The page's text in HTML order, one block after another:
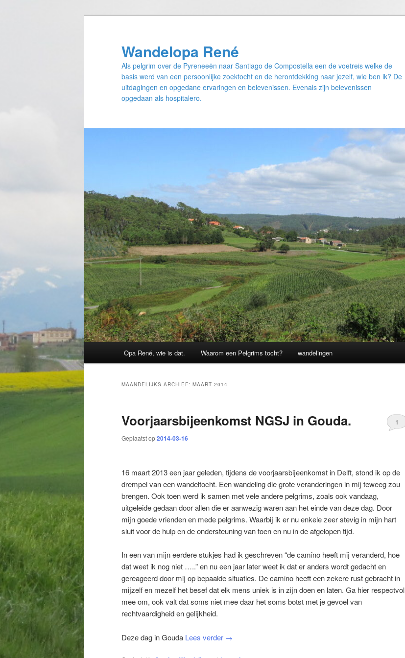
Wandelopa René
Als pelgrim over de Pyreneeën naar Santiago de Compostella een de voetreis welke de
basis werd van een persoonlijke zoektocht en de herontdekking naar jezelf, wie ben ik? De
uitdagingen en opgedane ervaringen en belevenissen. Evenals zijn belevenissen
opgedaan als hospitalero.
Opa René, wie is dat. Waarom een Pelgrims tocht? wandelingen
MAANDELIJKS ARCHIEF: MAART 2014
Voorjaarsbijeenkomst NGSJ in Gouda.
Geplaatst op2014-03-16
1
16 maart 2013 een jaar geleden, tijdens de voorjaarsbijeenkomst in Delft, stond ik op de
drempel van een wandeltocht. Een wandeling die grote veranderingen in mij teweeg zou
brengen. Ook toen werd ik samen met vele andere pelgrims, zoals ook vandaag,
uitgeleide gedaan door allen die er aanwezig waren aan het einde van deze dag. Door
mijn goede vrienden en mede pelgrims. Waarbij ik er nu enkele zeer stevig in mijn hart
sluit voor de hulp en de ondersteuning van toen en nu in de afgelopen tijd.
In een van mijn eerdere stukjes had ik geschreven “de camino heeft mij veranderd, hoe
dat weet ik nog niet …..” en nu een jaar later weet ik dat er anders wordt gedacht en
gereageerd door mij op bepaalde situaties. De camino heeft een zekere rust gebracht in
mijzelf en mezelf het besef dat elk mens uniek is in zijn doen en laten. Ga hier respectvol
mee om, ook valt dat soms niet mee daar het soms botst met je gevoel van
rechtvaardigheid en gelijkheid.
Deze dag in Gouda Lees verder →